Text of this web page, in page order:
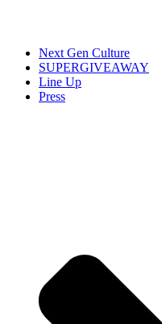
Next Gen Culture
SUPERGIVEAWAY
Line Up
Press